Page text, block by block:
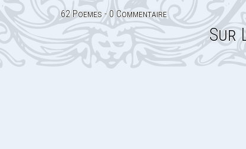
62 Poemes - 0 Commentaire
Sur